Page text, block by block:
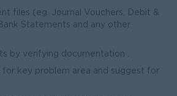
files (eg. Journal Vouchers, Debit &
Statements and any other
by verifying documentation .
for key problem area and suggest for